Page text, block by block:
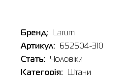
Бренд:
Larum
Артикул:
652504-310
Стать:
Чоловіки
Категорія:
Штани